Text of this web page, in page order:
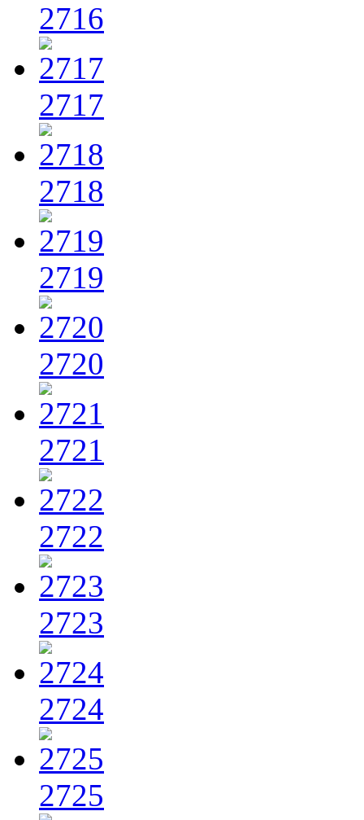
2716
2717
2718
2719
2720
2721
2722
2723
2724
2725